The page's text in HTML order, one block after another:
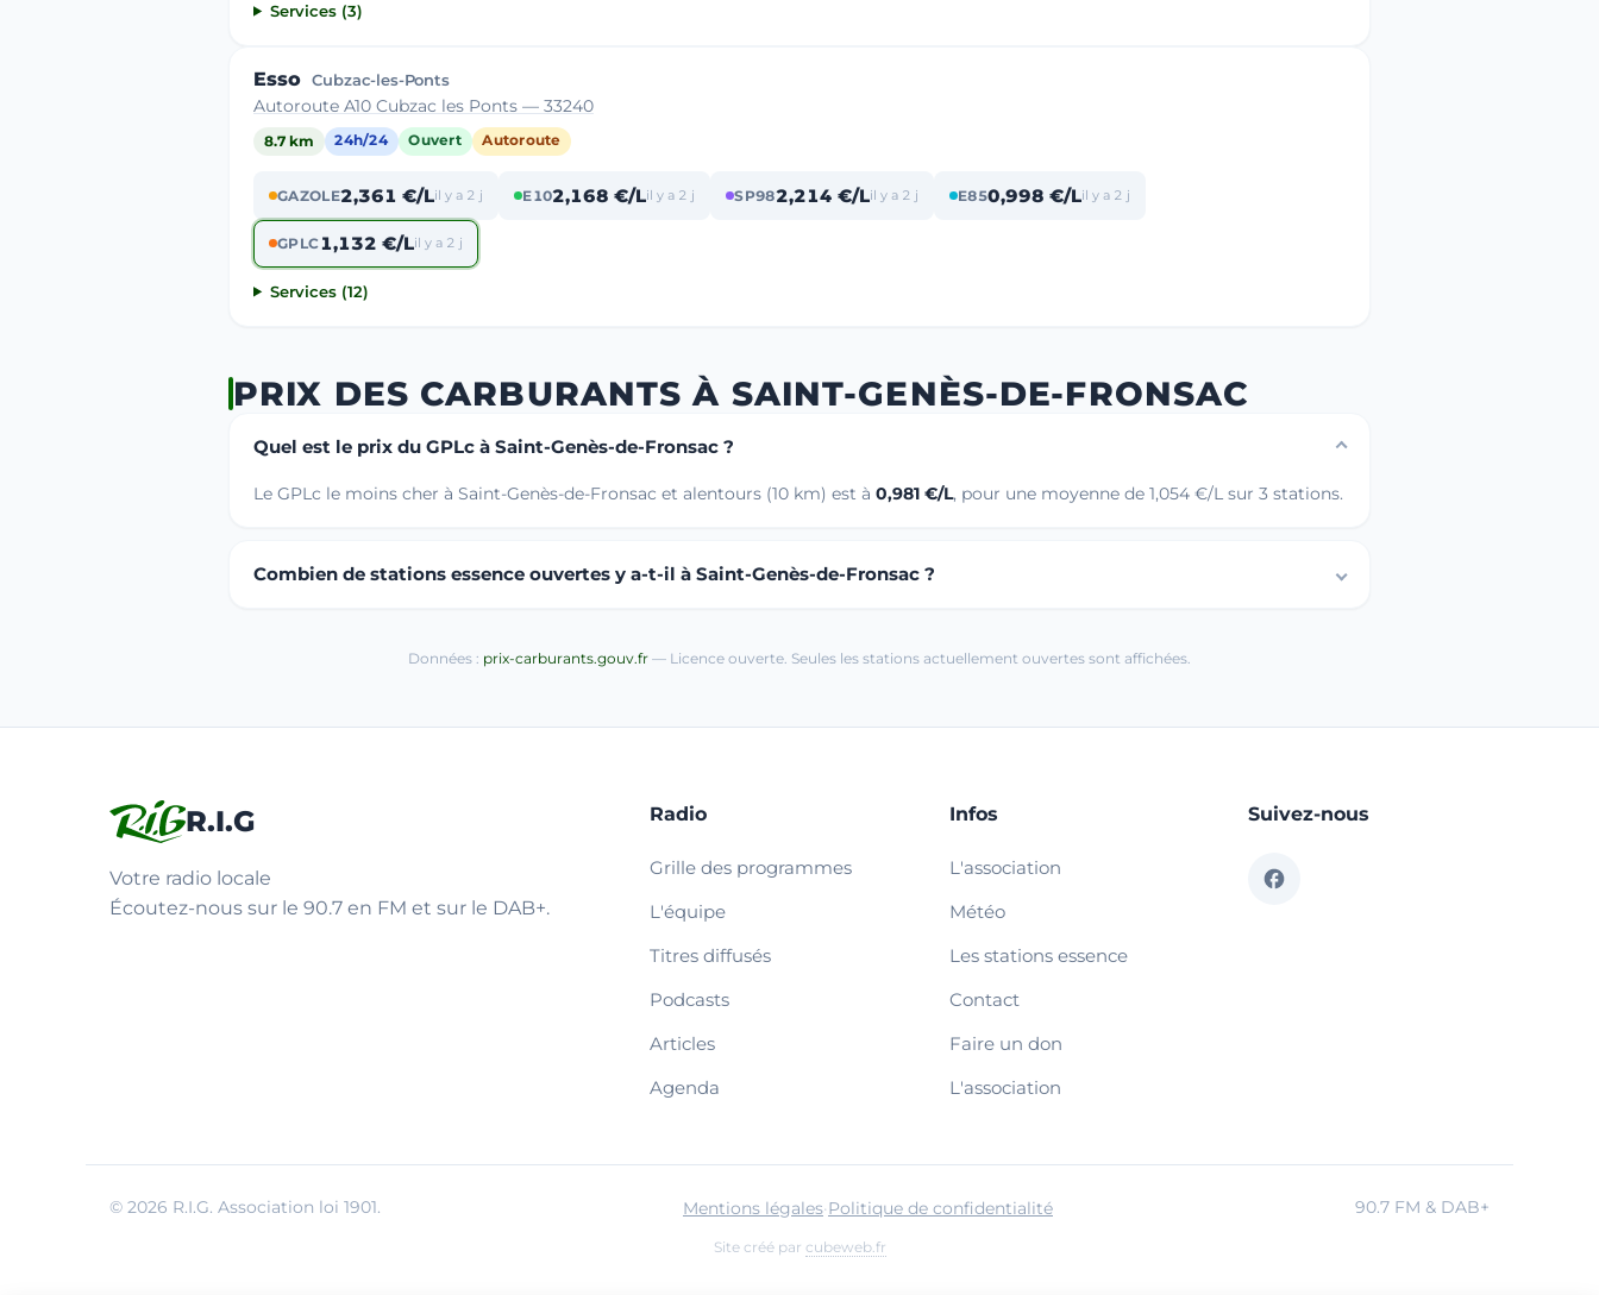
Services (3)
Esso Cubzac-les-Ponts
Autoroute A10 Cubzac les Ponts — 33240
8.7 km 24h/24 Ouvert Autoroute
GAZOLE2,361 €/Lil y a 2 j E102,168 €/Lil y a 2 j SP982,214 €/Lil y a 2 j E850,998 €/Lil y a 2 j
GPLC1,132 €/Lil y a 2 j
Services (12)
PRIX DES CARBURANTS À SAINT-GENÈS-DE-FRONSAC
Quel est le prix du GPLc à Saint-Genès-de-Fronsac ?
Le GPLc le moins cher à Saint-Genès-de-Fronsac et alentours (10 km) est à 0,981 €/L, pour une moyenne de 1,054 €/L sur 3 stations.
Combien de stations essence ouvertes y a-t-il à Saint-Genès-de-Fronsac ?
Données : prix-carburants.gouv.fr — Licence ouverte. Seules les stations actuellement ouvertes sont affichées.
R.I.G
Votre radio locale
Écoutez-nous sur le 90.7 en FM et sur le DAB+.
Radio
Grille des programmes
L'équipe
Titres diffusés
Podcasts
Articles
Agenda
Infos
L'association
Météo
Les stations essence
Contact
Faire un don
L'association
Suivez-nous
© 2026 R.I.G. Association loi 1901. Mentions légales·Politique de confidentialité 90.7 FM & DAB+
Site créé par cubeweb.fr